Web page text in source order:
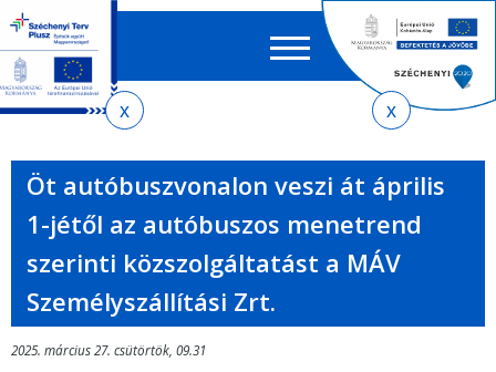
menetrendkeresőhöz
almenühöz
tartalomra
oldaltérképre
EN HU
űrlap
Öt autóbuszvonalon veszi át április
1-jétől az autóbuszos menetrend
szerinti közszolgáltatást a MÁV
Személyszállítási Zrt.
2025. március 27. csütörtök, 09.31